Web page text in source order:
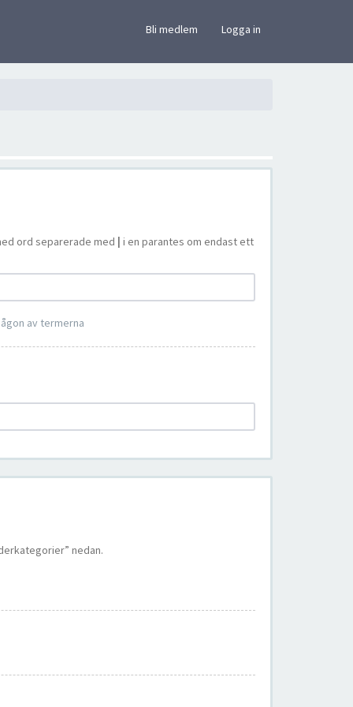
Bli medlem Logga in
ord separerade med | i en parantes om endast ett
av termerna
nedan.